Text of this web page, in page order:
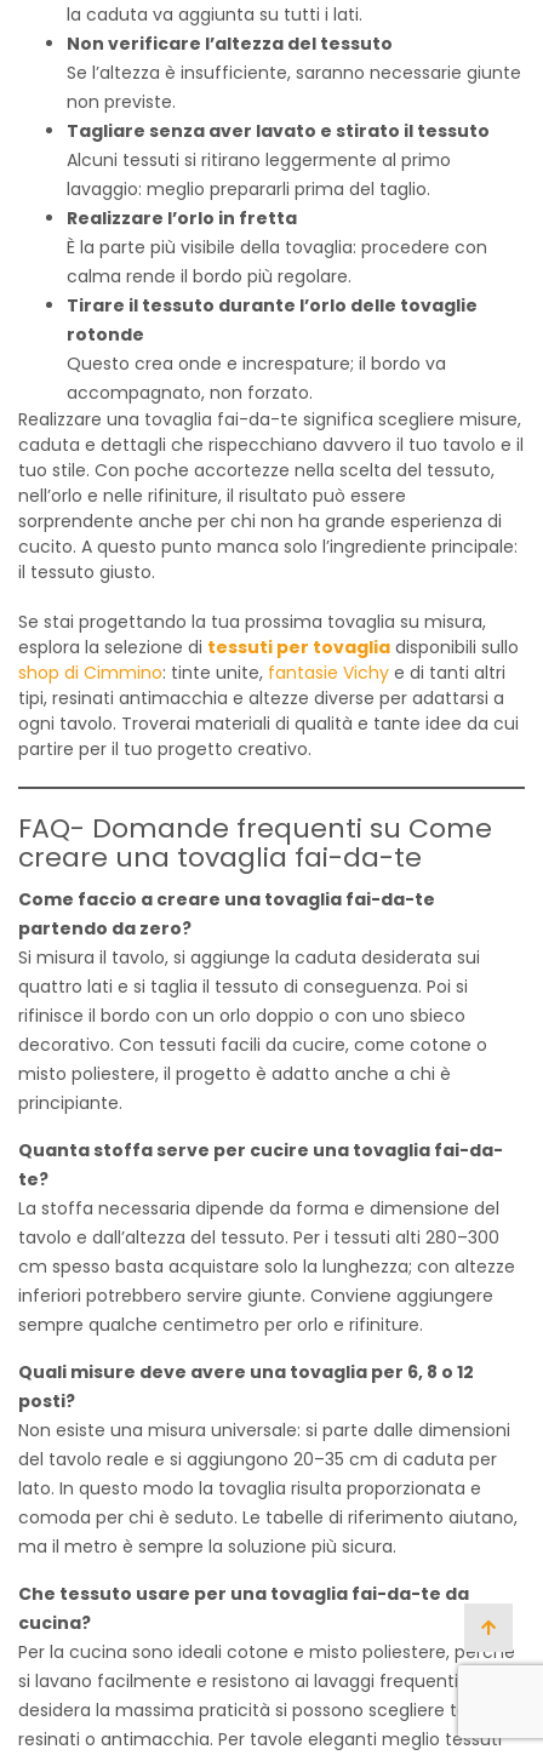
la caduta va aggiunta su tutti i lati.
Non verificare l’altezza del tessuto
Se l’altezza è insufficiente, saranno necessarie giunte
non previste.
Tagliare senza aver lavato e stirato il tessuto
Alcuni tessuti si ritirano leggermente al primo
lavaggio: meglio prepararli prima del taglio.
Realizzare l’orlo in fretta
È la parte più visibile della tovaglia: procedere con
calma rende il bordo più regolare.
Tirare il tessuto durante l’orlo delle tovaglie
rotonde
Questo crea onde e increspature; il bordo va
accompagnato, non forzato.
Realizzare una tovaglia fai-da-te significa scegliere misure,
caduta e dettagli che rispecchiano davvero il tuo tavolo e il
tuo stile. Con poche accortezze nella scelta del tessuto,
nell’orlo e nelle rifiniture, il risultato può essere
sorprendente anche per chi non ha grande esperienza di
cucito. A questo punto manca solo l’ingrediente principale:
il tessuto giusto.
Se stai progettando la tua prossima tovaglia su misura,
esplora la selezione di tessuti per tovaglia disponibili sullo
shop di Cimmino: tinte unite, fantasie Vichy e di tanti altri
tipi, resinati antimacchia e altezze diverse per adattarsi a
ogni tavolo. Troverai materiali di qualità e tante idee da cui
partire per il tuo progetto creativo.
FAQ- Domande frequenti su Come
creare una tovaglia fai-da-te
Come faccio a creare una tovaglia fai-da-te
partendo da zero?
Si misura il tavolo, si aggiunge la caduta desiderata sui
quattro lati e si taglia il tessuto di conseguenza. Poi si
rifinisce il bordo con un orlo doppio o con uno sbieco
decorativo. Con tessuti facili da cucire, come cotone o
misto poliestere, il progetto è adatto anche a chi è
principiante.
Quanta stoffa serve per cucire una tovaglia fai-da-
te?
La stoffa necessaria dipende da forma e dimensione del
tavolo e dall’altezza del tessuto. Per i tessuti alti 280–300
cm spesso basta acquistare solo la lunghezza; con altezze
inferiori potrebbero servire giunte. Conviene aggiungere
sempre qualche centimetro per orlo e rifiniture.
Quali misure deve avere una tovaglia per 6, 8 o 12
posti?
Non esiste una misura universale: si parte dalle dimensioni
del tavolo reale e si aggiungono 20–35 cm di caduta per
lato. In questo modo la tovaglia risulta proporzionata e
comoda per chi è seduto. Le tabelle di riferimento aiutano,
ma il metro è sempre la soluzione più sicura.
Che tessuto usare per una tovaglia fai-da-te da
cucina?
Per la cucina sono ideali cotone e misto poliestere, perché
si lavano facilmente e resistono ai lavaggi frequenti. Se si
desidera la massima praticità si possono scegliere tessuti
resinati o antimacchia. Per tavole eleganti meglio tessuti